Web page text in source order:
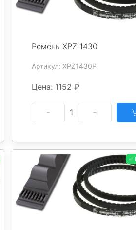
Ремень XPZ 1430
Артикул: XPZ1430P
Цена: 1152 ₽
1